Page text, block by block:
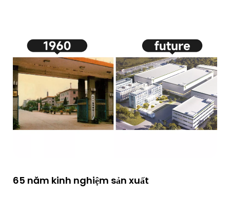
65 năm kinh nghiệm sản xuất